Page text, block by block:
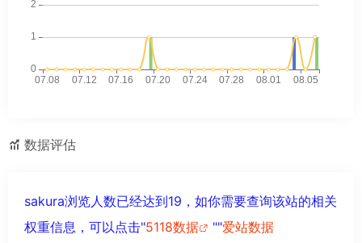
数据评估
sakura浏览人数已经达到19，如你需要查询该站的相关
权重信息，可以点击"5118数据 ""爱站数据